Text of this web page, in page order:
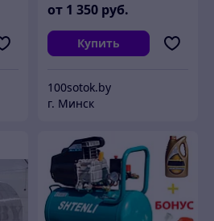
от 1 350 руб.
Купить
100sotok.by
г. Минск